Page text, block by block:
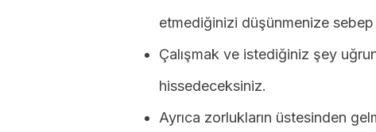
etmediğinizi düşünmenize
Çalışmak ve istediğiniz şey
hissedeceksiniz.
Ayrıca zorlukların üstesinden